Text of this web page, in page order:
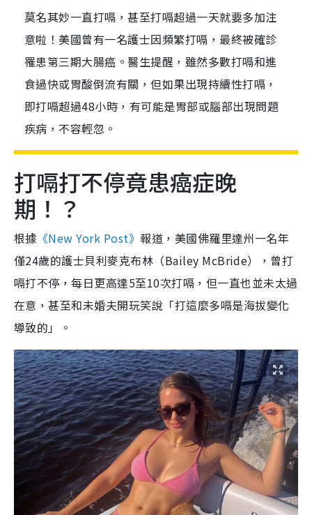
莫名其妙一直打嗝，甚至打嗝超過一天就要多加注
意啦！美國曾有一名護士因頻繁打嗝，最終被確診
罹患第三期大腸癌。醫生提醒，雖然多數打嗝和進
食過快或胃酸倒流有關，但如果出現持續性打嗝，
即打嗝超過48小時，有可能是胃部或腦部出現問題
疾病，不容輕忽。
打嗝打不停竟患癌症晚
期！？
根據 《New York Post》報道，美國佛羅里達州一名年
僅24歲的護士貝利麥克布林（Bailey McBride），曾打
嗝打不停，每日更高達5至10次打嗝，但一直也並未太過
在意，甚至和未婚夫開玩笑說「打這麼多嗝是海拔變化
導致的」。